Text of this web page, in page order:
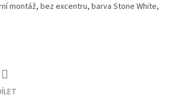
montáž, bez excentru, barva Stone White,